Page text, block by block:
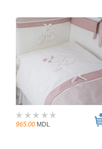
965.00 MDL